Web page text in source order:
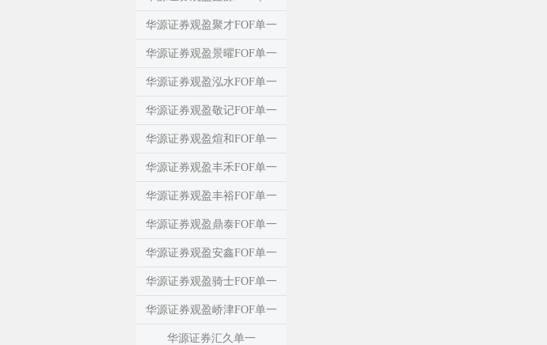
华源证券观盈聚才FOF单一
华源证券观盈景曜FOF单一
华源证券观盈泓水FOF单一
华源证券观盈敬记FOF单一
华源证券观盈煊和FOF单一
华源证券观盈丰禾FOF单一
华源证券观盈丰裕FOF单一
华源证券观盈鼎泰FOF单一
华源证券观盈安鑫FOF单一
华源证券观盈骑士FOF单一
华源证券观盈峤津FOF单一
华源证券汇久单一